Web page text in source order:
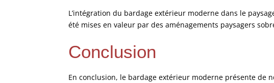
L’intégration du bardage extérieur moderne dans le
été mises en valeur par des aménagements paysagers
Conclusion
En conclusion, le bardage extérieur moderne présente de